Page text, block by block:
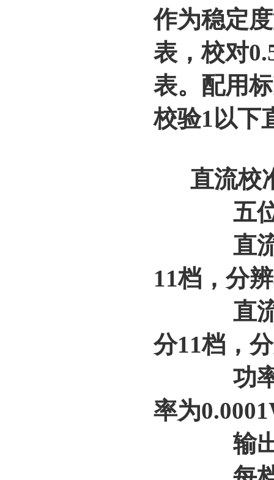
作为稳定
表，校对
表。配用
校验1以下
直流校
五位
直流电
11档，分
直流电
分11档，
功率测
率为
输出载